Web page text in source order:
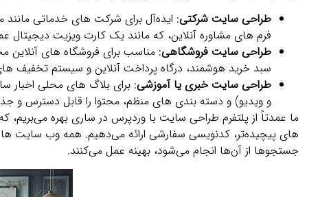
طراحی سایت شرکتی: ایده‌آل برای شرکت‌ های خدماتی مانند
فرم‌ های مشاوره آنلاین، که مانند یک کارت ویزیت
طراحی سایت فروشگاهی: مناسب برای فروشگاه‌ های آنلاین
سبد خرید هوشمند، درگاه پرداخت آنلاین و سیستم تخفیف‌
طراحی سایت خبری یا آموزشی: برای بلاگ‌ های محلی اخبار
و ویدیو) و دسته‌ بندی‌ های منظم، محتوا را قابل دسترس و
ما عمدتاً از پلتفرم طراحی سایت با وردپرس در ساری بهره می‌بریم،
جستجوها از آن‌ها انجام می‌شود، بهینه عمل می‌کنند.